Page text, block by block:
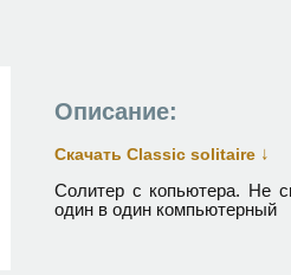
Описание:
Скачать Classic solitaire ↓
Солитер с копьютера. Не
один в один компьютерный